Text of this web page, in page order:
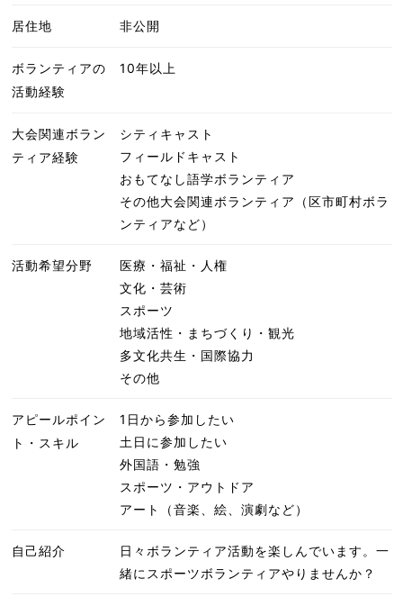
居住地 非公開
ボランティアの
活動経験
10年以上
大会関連ボラン
ティア経験
シティキャスト
フィールドキャスト
おもてなし語学ボランティア
その他大会関連ボランティア（区市町村ボラ
ンティアなど）
活動希望分野
医療・福祉・人権
文化・芸術
スポーツ
地域活性・まちづくり・観光
多文化共生・国際協力
その他
アピールポイン
ト・スキル
1日から参加したい
土日に参加したい
外国語・勉強
スポーツ・アウトドア
アート（音楽、絵、演劇など）
自己紹介
日々ボランティア活動を楽しんでいます。一
緒にスポーツボランティアやりませんか？